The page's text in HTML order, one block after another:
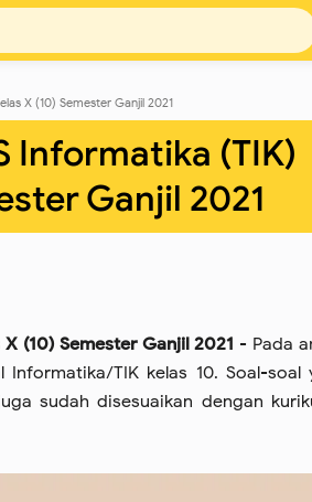
X (10) Semester Ganjil 2021
Informatika (TIK)
Ganjil 2021
(10) Semester Ganjil 2021 - Pada
TIK kelas 10. Soal-soal
sudah disesuaikan dengan